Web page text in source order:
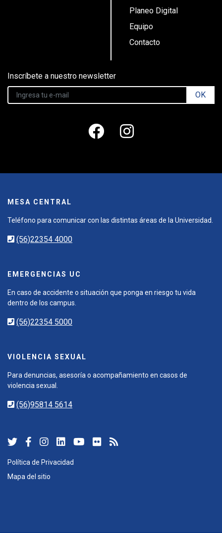
Planeo Digital
Equipo
Contacto
Inscríbete a nuestro newsletter
OK
MESA CENTRAL
Teléfono para comunicar con las distintas áreas de la Universidad.
(56)22354 4000
EMERGENCIAS UC
En caso de accidente o situación que ponga en riesgo tu vida
dentro de los campus.
(56)22354 5000
VIOLENCIA SEXUAL
Para denuncias, asesoría o acompañamiento en casos de
violencia sexual.
(56)95814 5614
Política de Privacidad
Mapa del sitio